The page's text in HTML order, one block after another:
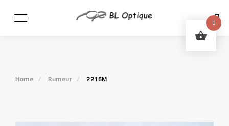
Home Rumeur 2216M
0